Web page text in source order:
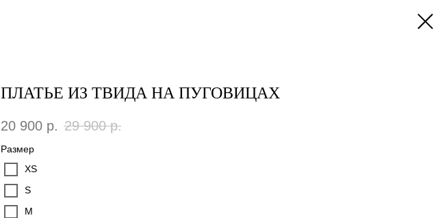
ПЛАТЬЕ ИЗ ТВИДА НА ПУГОВИЦАХ
20 900 р. 29 900 р.
Размер
XS
S
M